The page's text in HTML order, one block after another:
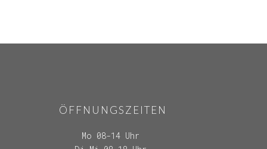
ÖFFNUNGSZEITEN
Mo 08-14 Uhr